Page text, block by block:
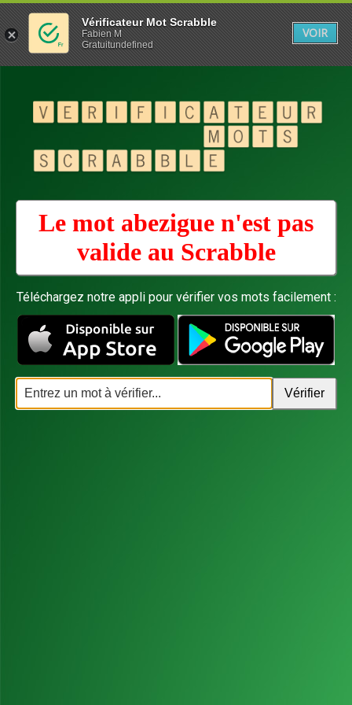
Le mot abezigue n'est pas
valide au Scrabble
Téléchargez notre appli pour vérifier vos mots facilement :
Vérificateur Mot Scrabble
Fabien M
Gratuitundefined
VOIR